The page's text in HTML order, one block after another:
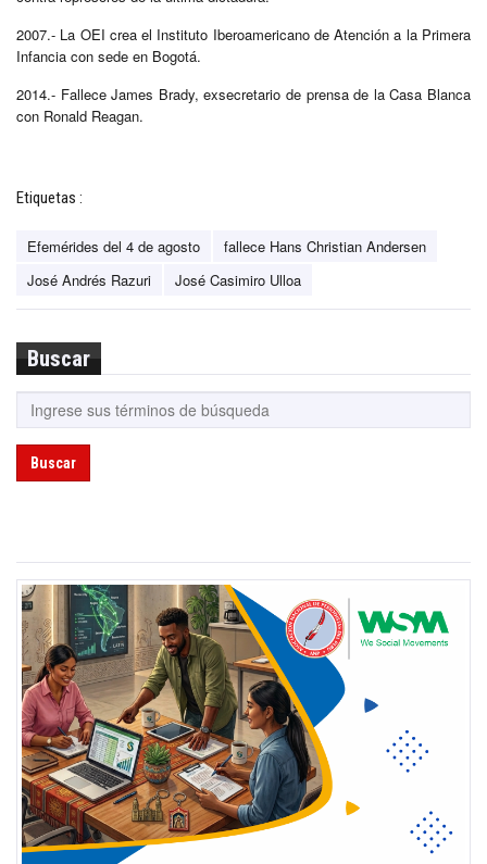
2007.- La OEI crea el Instituto Iberoamericano de Atención a la Primera
Infancia con sede en Bogotá.
2014.- Fallece James Brady, exsecretario de prensa de la Casa Blanca
con Ronald Reagan.
Etiquetas :
Efemérides del 4 de agosto
fallece Hans Christian Andersen
José Andrés Razuri
José Casimiro Ulloa
Buscar
Buscar